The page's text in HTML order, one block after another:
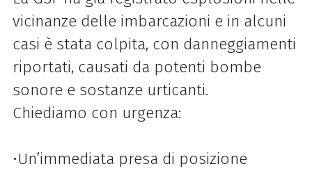
vicinanze delle imbarcazioni e in alcuni
casi è stata colpita, con danneggiamenti
riportati, causati da potenti bombe
sonore e sostanze urticanti.
Chiediamo con urgenza:
•Un’immediata presa di posizione